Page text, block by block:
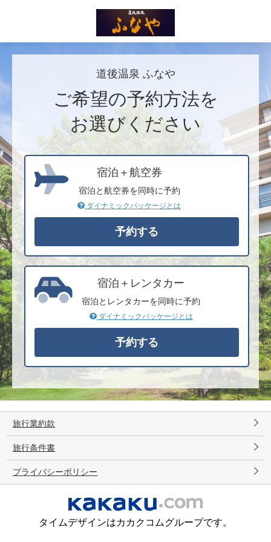
道後温泉 ふなや
ご希望の予約方法を
お選びください
宿泊＋航空券
宿泊と航空券を同時に予約
ダイナミックパッケージとは
宿泊＋レンタカー
宿泊とレンタカーを同時に予約
ダイナミックパッケージとは
旅行業約款
旅行条件書
プライバシーポリシー
タイムデザインはカカクコムグループです。